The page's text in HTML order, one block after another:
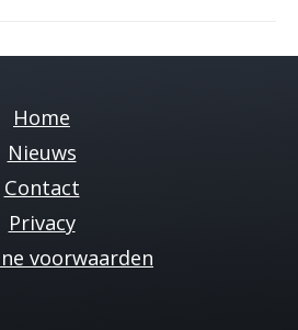
Home
Nieuws
Contact
Privacy
voorwaarden